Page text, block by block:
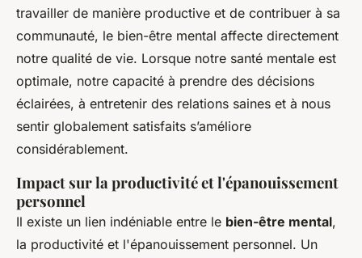
travailler de manière productive et de contribuer à sa
communauté, le bien-être mental affecte directement
notre qualité de vie. Lorsque notre santé mentale est
optimale, notre capacité à prendre des décisions
éclairées, à entretenir des relations saines et à nous
sentir globalement satisfaits s’améliore
considérablement.
Impact sur la productivité et l'épanouissement
personnel
Il existe un lien indéniable entre le bien-être mental,
la productivité et l'épanouissement personnel. Un